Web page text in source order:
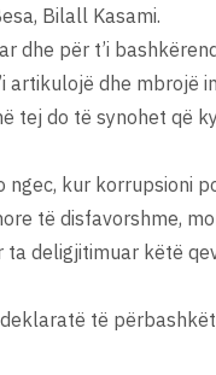
Bilall Kasami.
dhe për t’i
artikulojë dhe mbrojë
tej do të synohet që
kur korrupsioni
të disfavorshme,
deligjitimuar këtë
të